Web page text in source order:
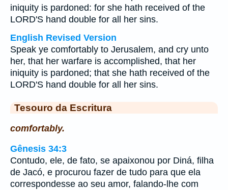
iniquity is pardoned: for she hath received of the
LORD'S hand double for all her sins.
English Revised Version
Speak ye comfortably to Jerusalem, and cry unto
her, that her warfare is accomplished, that her
iniquity is pardoned; that she hath received of the
LORD'S hand double for all her sins.
Tesouro da Escritura
comfortably.
Gênesis 34:3
Contudo, ele, de fato, se apaixonou por Diná, filha
de Jacó, e procurou fazer de tudo para que ela
correspondesse ao seu amor, falando-lhe com